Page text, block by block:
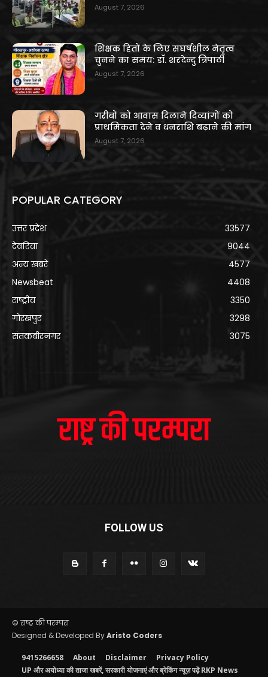
August 7, 2026
शिक्षक हितों के लिए संघर्षशील नेतृत्व
चुनने का समय: डॉ. शरदेन्दु त्रिपाठी
August 7, 2026
गरीबों को आवास दिलाने दिव्यांगों को
प्राथमिकता देने व धनराशि बढ़ाने की मांग
August 7, 2026
POPULAR CATEGORY
उत्तर प्रदेश
33577
देवरिया
9044
अन्य खबरे
4577
Newsbeat
4408
राष्ट्रीय
3350
गोरखपुर
3298
संतकबीरनगर
3075
FOLLOW US
© राष्ट्र की परम्परा
Designed & Developed ByAristo Coders
9415266658 About Disclaimer
Privacy Policy
UP और अयोध्या की ताजा खबरें, सरकारी योजनाएं और ब्रेकिंग न्यूज़ पढ़ें RKP News